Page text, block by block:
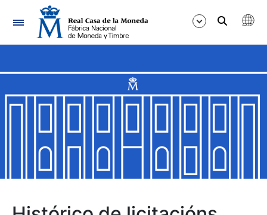
Navegación
Mostrar/Ocultar
Mostrar/Ocultar
Mostrar/Ocultar